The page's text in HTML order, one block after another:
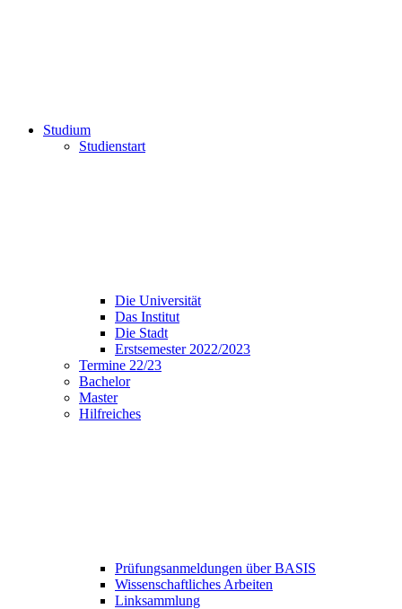
Studium
Studienstart
Die Universität
Das Institut
Die Stadt
Erstsemester 2022/2023
Termine 22/23
Bachelor
Master
Hilfreiches
Prüfungsanmeldungen über BASIS
Wissenschaftliches Arbeiten
Linksammlung